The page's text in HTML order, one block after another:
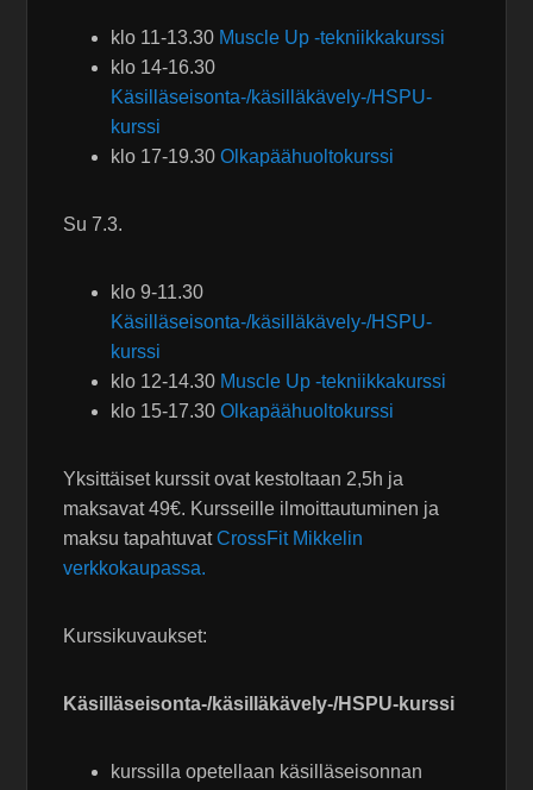
klo 11-13.30 Muscle Up -tekniikkakurssi
klo 14-16.30
Käsilläseisonta-/käsilläkävely-/HSPU-
kurssi
klo 17-19.30Olkapäähuoltokurssi
Su 7.3.
klo 9-11.30
Käsilläseisonta-/käsilläkävely-/HSPU-
kurssi
klo 12-14.30 Muscle Up -tekniikkakurssi
klo 15-17.30Olkapäähuoltokurssi
Yksittäiset kurssit ovat kestoltaan 2,5h ja
maksavat 49€. Kursseille ilmoittautuminen ja
maksu tapahtuvatCrossFit Mikkelin
verkkokaupassa.
Kurssikuvaukset:
Käsilläseisonta-/käsilläkävely-/HSPU-kurssi
kurssilla opetellaan käsilläseisonnan